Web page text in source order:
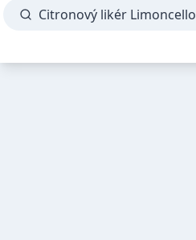
Citronový likér Limoncello